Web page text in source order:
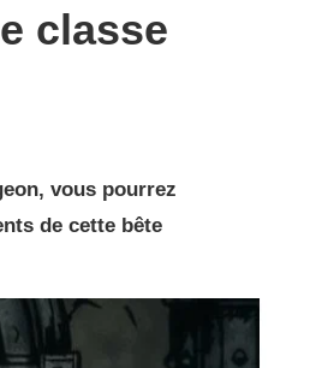
classe
vous pourrez
de cette bête